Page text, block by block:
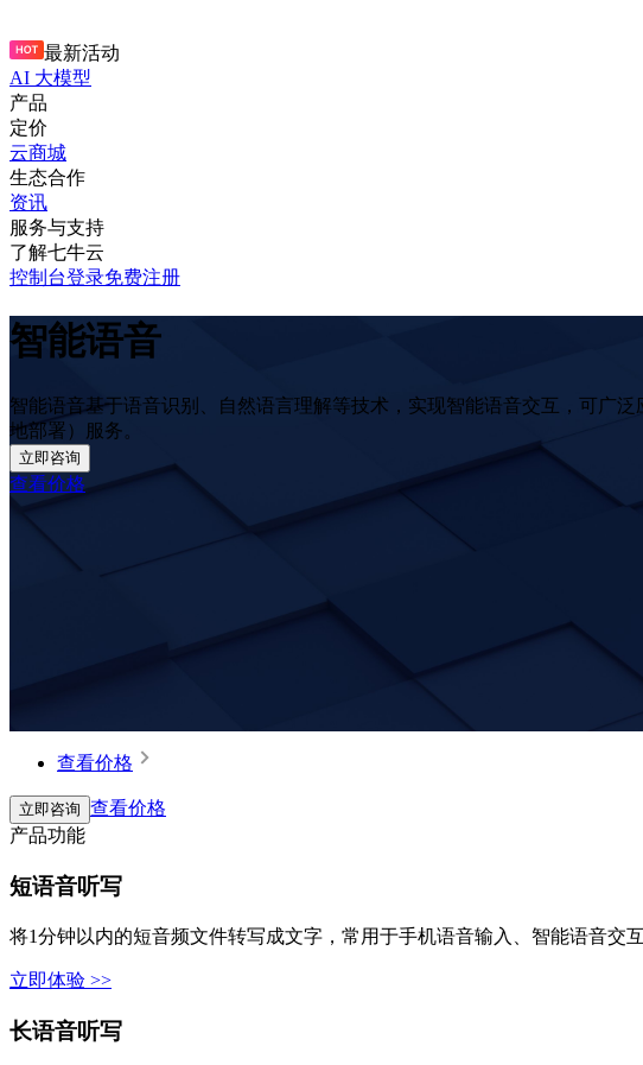
最新活动
AI 大模型
产品
定价
云商城
生态合作
资讯
服务与支持
了解七牛云
控制台登录免费注册
智能语音
智能语音基于语音识别、自然语言理解等技术，实现智能语音交互，可广
地部署）服务。
立即咨询
查看价格
查看价格
立即咨询 查看价格
产品功能
短语音听写
将1分钟以内的短音频文件转写成文字，常用于手机语音输入、智能语音交
立即体验 >>
长语音听写